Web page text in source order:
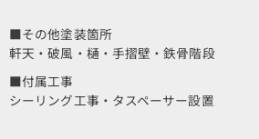
■その他塗装箇所
軒天・破風・樋・手摺壁・鉄骨階段
■付属工事
シーリング工事・タスペーサー設置